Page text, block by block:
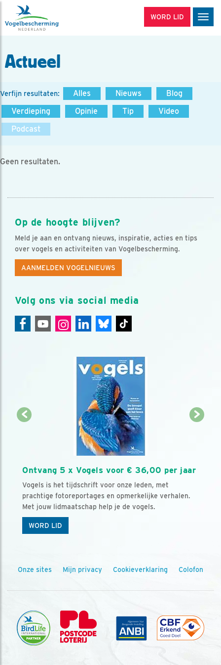
WORD LID
Actueel
Verfijn resultaten: Alles Nieuws
Blog
Verdieping
Opinie Tip
Video
Podcast
Geen resultaten.
Op de hoogte blijven?
Meld je aan en ontvang nieuws, inspiratie, acties en tips
over vogels en activiteiten van Vogelbescherming.
AANMELDEN VOGELNIEUWS
Volg ons via social media
Ontvang 5 x Vogels voor € 36,00 per jaar
Vogels is het tijdschrift voor onze leden, met
prachtige fotoreportages en opmerkelijke verhalen.
Met jouw lidmaatschap help je de vogels.
WORD LID
Onze sites Mijn privacy Cookieverklaring Colofon